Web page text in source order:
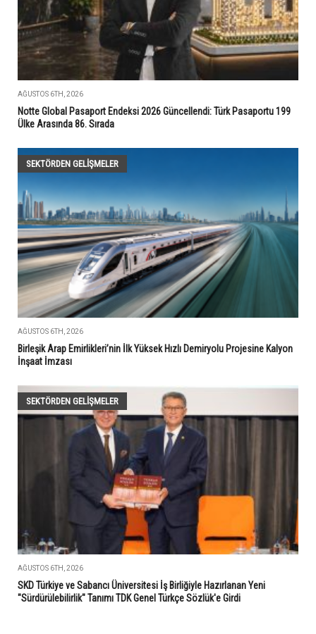
AĞUSTOS 6TH, 2026
Notte Global Pasaport Endeksi 2026 Güncellendi: Türk Pasaportu 199
Ülke Arasında 86. Sırada
SEKTÖRDEN GELIŞMELER
AĞUSTOS 6TH, 2026
Birleşik Arap Emirlikleri’nin İlk Yüksek Hızlı Demiryolu Projesine Kalyon
İnşaat İmzası
SEKTÖRDEN GELIŞMELER
AĞUSTOS 6TH, 2026
SKD Türkiye ve Sabancı Üniversitesi İş Birliğiyle Hazırlanan Yeni
"Sürdürülebilirlik" Tanımı TDK Genel Türkçe Sözlük'e Girdi